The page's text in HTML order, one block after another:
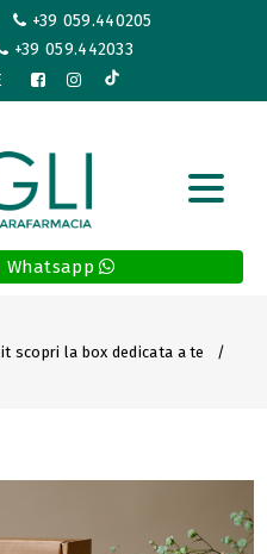
+39 059.440205
+39 059.442033
Whatsapp
scopri la box dedicata a te